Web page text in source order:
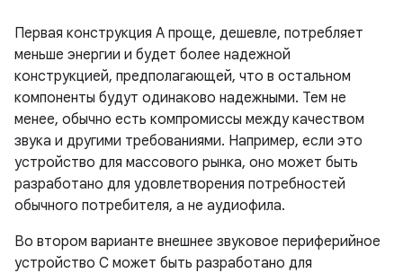
Первая конструкция A проще, дешевле, потребляет
меньше энергии и будет более надежной
конструкцией, предполагающей, что в остальном
компоненты будут одинаково надежными. Тем не
менее, обычно есть компромиссы между качеством
звука и другими требованиями. Например, если это
устройство для массового рынка, оно может быть
разработано для удовлетворения потребностей
обычного потребителя, а не аудиофила.
Во втором варианте внешнее звуковое периферийное
устройство C может быть разработано для